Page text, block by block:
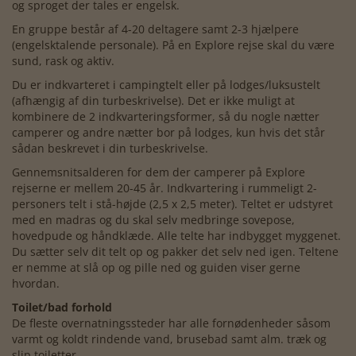
og sproget der tales er engelsk.
En gruppe består af 4-20 deltagere samt 2-3 hjælpere
(engelsktalende personale). På en Explore rejse skal du være
sund, rask og aktiv.
Du er indkvarteret i campingtelt eller på lodges/luksustelt
(afhængig af din turbeskrivelse). Det er ikke muligt at
kombinere de 2 indkvarteringsformer, så du nogle nætter
camperer og andre nætter bor på lodges, kun hvis det står
sådan beskrevet i din turbeskrivelse.
Gennemsnitsalderen for dem der camperer på Explore
rejserne er mellem 20-45 år. Indkvartering i rummeligt 2-
personers telt i stå-højde (2,5 x 2,5 meter). Teltet er udstyret
med en madras og du skal selv medbringe sovepose,
hovedpude og håndklæde. Alle telte har indbygget myggenet.
Du sætter selv dit telt op og pakker det selv ned igen. Teltene
er nemme at slå op og pille ned og guiden viser gerne
hvordan.
Toilet/bad forhold
De fleste overnatningssteder har alle fornødenheder såsom
varmt og koldt rindende vand, brusebad samt alm. træk og